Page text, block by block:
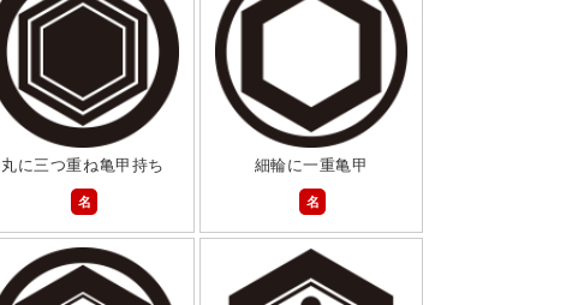
丸に三つ重ね亀甲持ち
名
細輪に一重亀甲
名